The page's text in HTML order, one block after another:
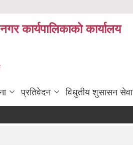
कार्यपालिकाको कार्यालय
प्रतिवेदन विधुतीय शुसासन सेवा